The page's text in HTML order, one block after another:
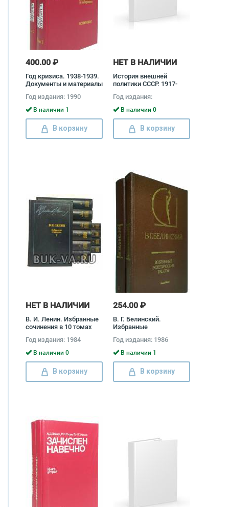
400.00 ₽
Год кризиса. 1938-1939.
Документы и материалы
Год издания: 1990
В наличии 1
В корзину
НЕТ В НАЛИЧИИ
История внешней
политики СССР. 1917-
книг)
Год издания:
В наличии 0
В корзину
НЕТ В НАЛИЧИИ
В. И. Ленин. Избранные
сочинения в 10 томах
Владимир Ленин
Год издания: 1984
В наличии 0
В корзину
254.00 ₽
В. Г. Белинский.
Избранные
(комплект из 2 книг)
Виссарион Белинский
Год издания: 1986
В наличии 1
В корзину